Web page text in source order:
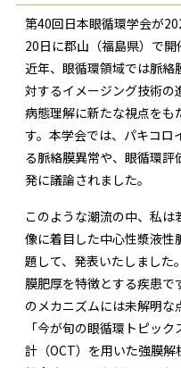
第40回日本眼循環学会が
20日に郡山（福島県）で開
近年、眼循環領域では脈絡
対するイメージング技術の
病態理解に新たな視点をも
す。本学会では、パキコロ
る脈絡膜異常や、眼循環
発に議論されました。
このような潮流の中、私
像に着目した中心性漿液性
題して、発表いたしました
膜肥厚を特徴とする疾患
のメカニズムには未解明な
「今が旬の眼循環トピッ
計（OCT）を用いた強膜解